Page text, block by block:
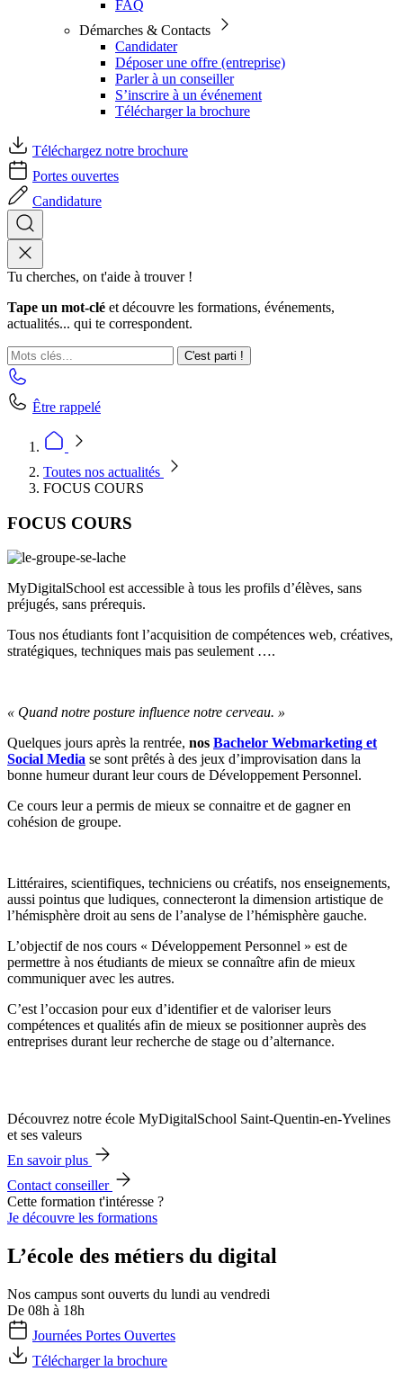
FAQ
Démarches & Contacts
Candidater
Déposer une offre (entreprise)
Parler à un conseiller
S’inscrire à un événement
Télécharger la brochure
Téléchargez notre brochure
Portes ouvertes
Candidature
Tu cherches, on t'aide à trouver !
Tape un mot-clé et découvre les formations, événements,
actualités... qui te correspondent.
C'est parti !
Être rappelé
Toutes nos actualités
FOCUS COURS
FOCUS COURS
MyDigitalSchool est accessible à tous les profils d’élèves, sans
préjugés, sans prérequis.
Tous nos étudiants font l’acquisition de compétences web, créatives,
stratégiques, techniques mais pas seulement ….
« Quand notre posture influence notre cerveau. »
Quelques jours après la rentrée, nos Bachelor Webmarketing et
Social Media se sont prêtés à des jeux d’improvisation dans la
bonne humeur durant leur cours de Développement Personnel.
Ce cours leur a permis de mieux se connaitre et de gagner en
cohésion de groupe.
Littéraires, scientifiques, techniciens ou créatifs, nos enseignements,
aussi pointus que ludiques, connecteront la dimension artistique de
l’hémisphère droit au sens de l’analyse de l’hémisphère gauche.
L’objectif de nos cours « Développement Personnel » est de
permettre à nos étudiants de mieux se connaître afin de mieux
communiquer avec les autres.
C’est l’occasion pour eux d’identifier et de valoriser leurs
compétences et qualités afin de mieux se positionner auprès des
entreprises durant leur recherche de stage ou d’alternance.
Découvrez notre école MyDigitalSchool Saint-Quentin-en-Yvelines
et ses valeurs
En savoir plus
Contact conseiller
Cette formation t'intéresse ?
Je découvre les formations
L’école des métiers du digital
Nos campus sont ouverts du lundi au vendredi
De 08h à 18h
Journées Portes Ouvertes
Télécharger la brochure